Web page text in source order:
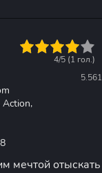
5.561
4/5 (1 гол.)
Action,
мечтой отыскать